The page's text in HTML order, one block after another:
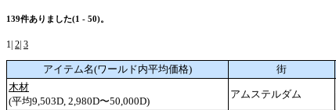
139件ありました(1 - 50)。
1| 2 3
アイテム名(ワールド内平均価格) 街
木材
(平均9,503D, 2,980D〜50,000D)
アムステルダム